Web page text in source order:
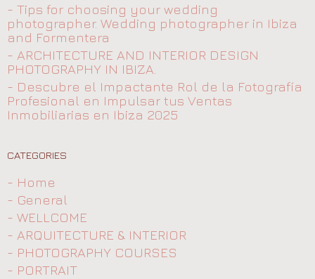
- Tips for choosing your wedding
photographer. Wedding photographer in Ibiza
and Formentera
- ARCHITECTURE AND INTERIOR DESIGN
PHOTOGRAPHY IN IBIZA.
- Descubre el Impactante Rol de la Fotografía
Profesional en Impulsar tus Ventas
Inmobiliarias en Ibiza 2025
CATEGORIES
- Home
- General
- WELLCOME
- ARQUITECTURE & INTERIOR
- PHOTOGRAPHY COURSES
- PORTRAIT